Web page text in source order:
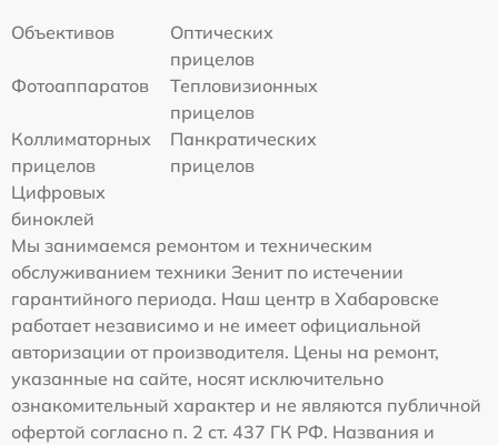
Объективов
Оптических
прицелов
Фотоаппаратов
Тепловизионных
прицелов
Коллиматорных
прицелов
Панкратических
прицелов
Цифровых
биноклей
Мы занимаемся ремонтом и техническим
обслуживанием техники Зенит по истечении
гарантийного периода. Наш центр в Хабаровске
работает независимо и не имеет официальной
авторизации от производителя. Цены на ремонт,
указанные на сайте, носят исключительно
ознакомительный характер и не являются публичной
офертой согласно п. 2 ст. 437 ГК РФ. Названия и